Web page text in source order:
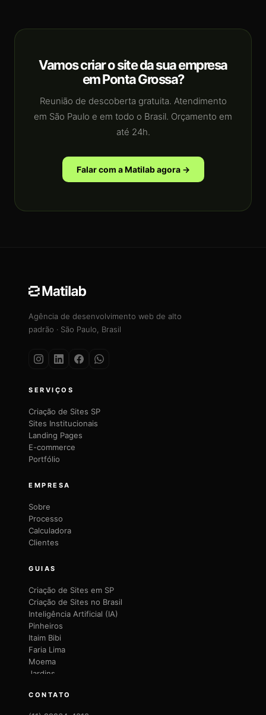
Vamos criar o site da sua empresa
em Ponta Grossa?
Reunião de descoberta gratuita. Atendimento
em São Paulo e em todo o Brasil. Orçamento em
até 24h.
Falar com a Matilab agora →
Agência de desenvolvimento web de alto
padrão · São Paulo, Brasil
SERVIÇOS
Criação de Sites SP
Sites Institucionais
Landing Pages
E-commerce
Portfólio
EMPRESA
Sobre
Processo
Calculadora
Clientes
GUIAS
Criação de Sites em SP
Criação de Sites no Brasil
Inteligência Artificial (IA)
Pinheiros
Itaim Bibi
Faria Lima
Moema
Jardins
Vila Mariana
CONTATO